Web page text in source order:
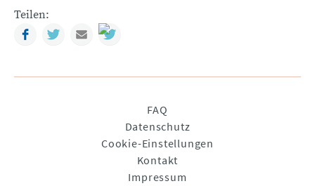
Teilen:
FacebookTwitterMail
FAQ
Datenschutz
Cookie-Einstellungen
Kontakt
Impressum